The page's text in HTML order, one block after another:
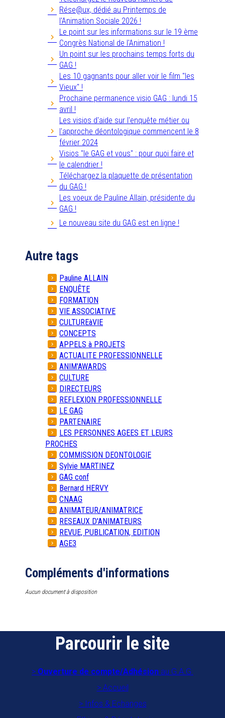
Rése@ux, dédié au Printemps de
l'Animation Sociale 2026 !
Le point sur les informations sur le 19 ème
Congrès National de l'Animation !
Un point sur les prochains temps forts du
GAG !
Les 10 gagnants pour aller voir le film "les
Vieux" !
Prochaine permanence visio GAG : lundi 15
avril !
Les visios d'aide sur l'enquête métier ou
l'approche déontologique commencent le 8
février 2024
Visios "le GAG et vous" : pour quoi faire et
le calendrier !
Téléchargez la plaquette de présentation
du GAG !
Les voeux de Pauline Allain, présidente du
GAG !
Le nouveau site du GAG est en ligne !
Autre tags
Pauline ALLAIN
ENQUÊTE
FORMATION
VIE ASSOCIATIVE
CULTUREàVIE
CONCEPTS
APPELS à PROJETS
ACTUALITE PROFESSIONNELLE
ANIM'AWARDS
CULTURE
DIRECTEURS
REFLEXION PROFESSIONNELLE
LE GAG
PARTENAIRE
LES PERSONNES AGEES ET LEURS
PROCHES
COMMISSION DEONTOLOGIE
Sylvie MARTINEZ
GAG conf
Bernard HERVY
CNAAG
ANIMATEUR/ANIMATRICE
RESEAUX D'ANIMATEURS
REVUE, PUBLICATION, EDITION
AGE3
Compléments d'informations
Aucun document à disposition
Parcourir le site
Ouverture de compte/Adhésion au G.A.G.
Accueil
Infos & Echanges